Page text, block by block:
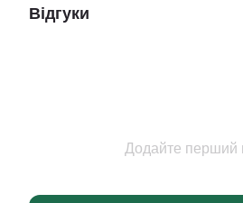
Відгуки
Додайте перший